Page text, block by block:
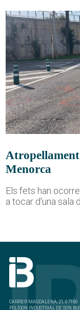
Menorca
Els fets han
a tocar d'una sala
CARRER MAGDALENA, 21, 07180
POLÍGON INDUSTRIAL DE SON